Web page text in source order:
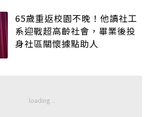
65歲重返校園不晚！他讀社工
系迎戰超高齡社會，畢業後投
身社區關懷據點助人